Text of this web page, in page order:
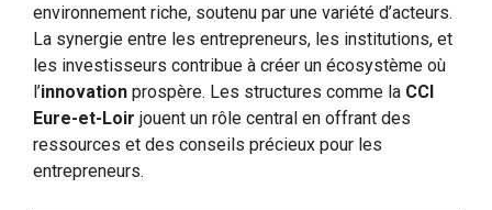
environnement riche, soutenu par une variété d’acteurs.
La synergie entre les entrepreneurs, les institutions, et
les investisseurs contribue à créer un écosystème où
l’innovation prospère. Les structures comme la CCI
Eure-et-Loir jouent un rôle central en offrant des
ressources et des conseils précieux pour les
entrepreneurs.